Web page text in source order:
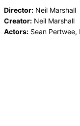
Director: Neil Marshall
Creator: Neil Marshall
Actors: Sean Pertwee,